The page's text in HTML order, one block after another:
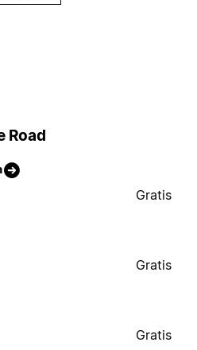
Road
Gratis
Gratis
Gratis